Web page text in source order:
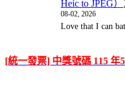
Heic to JPEG）
08-02, 2026
Love that I can
[統一發票] 中獎號碼 115 年